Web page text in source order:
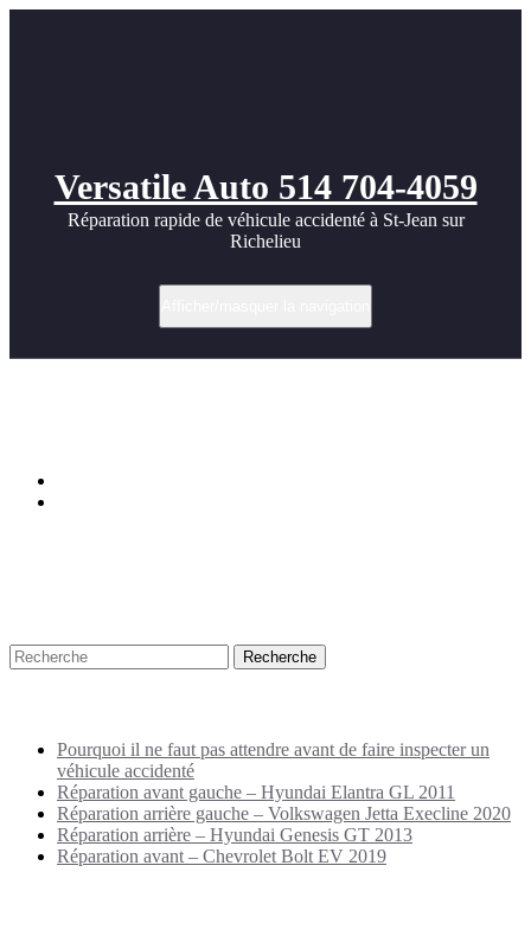
Versatile Auto 514 704-4059
Réparation rapide de véhicule accidenté à St-Jean sur
Richelieu
Pourquoi il ne faut pas attendre avant de faire inspecter un
véhicule accidenté
Réparation avant gauche – Hyundai Elantra GL 2011
Réparation arrière gauche – Volkswagen Jetta Execline 2020
Réparation arrière – Hyundai Genesis GT 2013
Réparation avant – Chevrolet Bolt EV 2019